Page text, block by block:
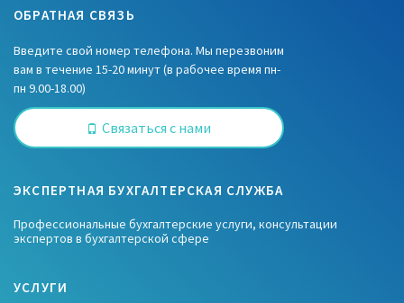
ОБРАТНАЯ СВЯЗЬ
Введите свой номер телефона. Мы перезвоним
вам в течение 15-20 минут (в рабочее время пн-
пн 9.00-18.00)
Связаться с нами
ЭКСПЕРТНАЯ БУХГАЛТЕРСКАЯ СЛУЖБА
Профессиональные бухгалтерские услуги, консультации
экспертов в бухгалтерской сфере
УСЛУГИ